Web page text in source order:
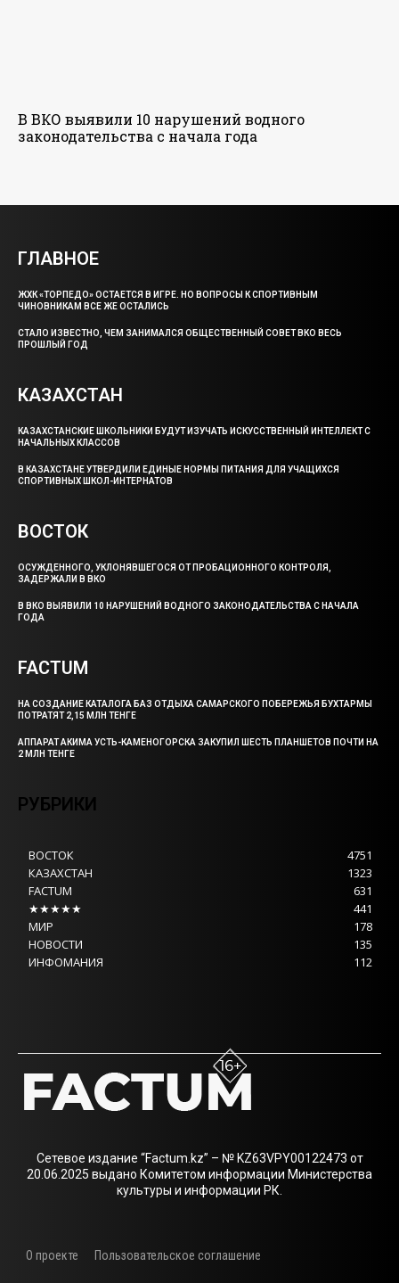
В ВКО выявили 10 нарушений водного
законодательства с начала года
ГЛАВНОЕ
ЖХК «ТОРПЕДО» ОСТАЕТСЯ В ИГРЕ. НО ВОПРОСЫ К СПОРТИВНЫМ
ЧИНОВНИКАМ ВСЕ ЖЕ ОСТАЛИСЬ
СТАЛО ИЗВЕСТНО, ЧЕМ ЗАНИМАЛСЯ ОБЩЕСТВЕННЫЙ СОВЕТ ВКО ВЕСЬ
ПРОШЛЫЙ ГОД
КАЗАХСТАН
КАЗАХСТАНСКИЕ ШКОЛЬНИКИ БУДУТ ИЗУЧАТЬ ИСКУССТВЕННЫЙ ИНТЕЛЛЕКТ С
НАЧАЛЬНЫХ КЛАССОВ
В КАЗАХСТАНЕ УТВЕРДИЛИ ЕДИНЫЕ НОРМЫ ПИТАНИЯ ДЛЯ УЧАЩИХСЯ
СПОРТИВНЫХ ШКОЛ-ИНТЕРНАТОВ
ВОСТОК
ОСУЖДЕННОГО, УКЛОНЯВШЕГОСЯ ОТ ПРОБАЦИОННОГО КОНТРОЛЯ,
ЗАДЕРЖАЛИ В ВКО
В ВКО ВЫЯВИЛИ 10 НАРУШЕНИЙ ВОДНОГО ЗАКОНОДАТЕЛЬСТВА С НАЧАЛА
ГОДА
FACTUM
НА СОЗДАНИЕ КАТАЛОГА БАЗ ОТДЫХА САМАРСКОГО ПОБЕРЕЖЬЯ БУХТАРМЫ
ПОТРАТЯТ 2,15 МЛН ТЕНГЕ
АППАРАТ АКИМА УСТЬ-КАМЕНОГОРСКА ЗАКУПИЛ ШЕСТЬ ПЛАНШЕТОВ ПОЧТИ НА
2 МЛН ТЕНГЕ
РУБРИКИ
ВОСТОК
4751
КАЗАХСТАН
1323
FACTUM
631
★★★★★
441
МИР
178
НОВОСТИ
135
ИНФОМАНИЯ
112
Сетевое издание “Factum.kz” – № KZ63VPY00122473 от
20.06.2025 выдано Комитетом информации Министерства
культуры и информации РК.
О проекте Пользовательское соглашение